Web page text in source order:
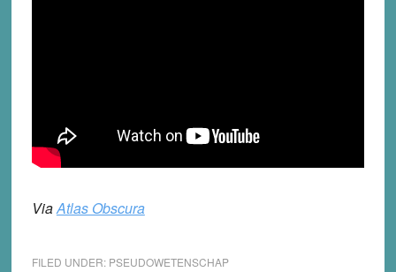
ViaAtlas Obscura
FILED UNDER: PSEUDOWETENSCHAP